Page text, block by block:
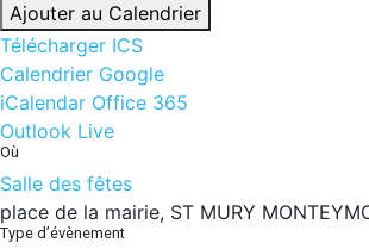
Ajouter au Calendrier
Télécharger ICS
Calendrier Google
iCalendar Office 365
Outlook Live
Où
Salle des fêtes
place de la mairie, ST MURY
Type d’évènement